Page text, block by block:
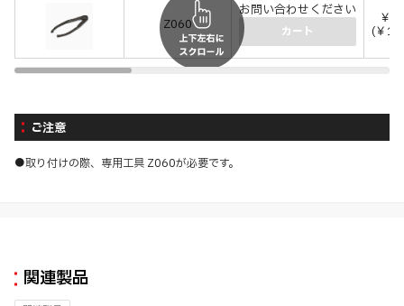
Z060
お問い合わせください
カート
￥
(￥
ご注意
●取り付けの際、専用工具 Z060が必要です。
関連製品